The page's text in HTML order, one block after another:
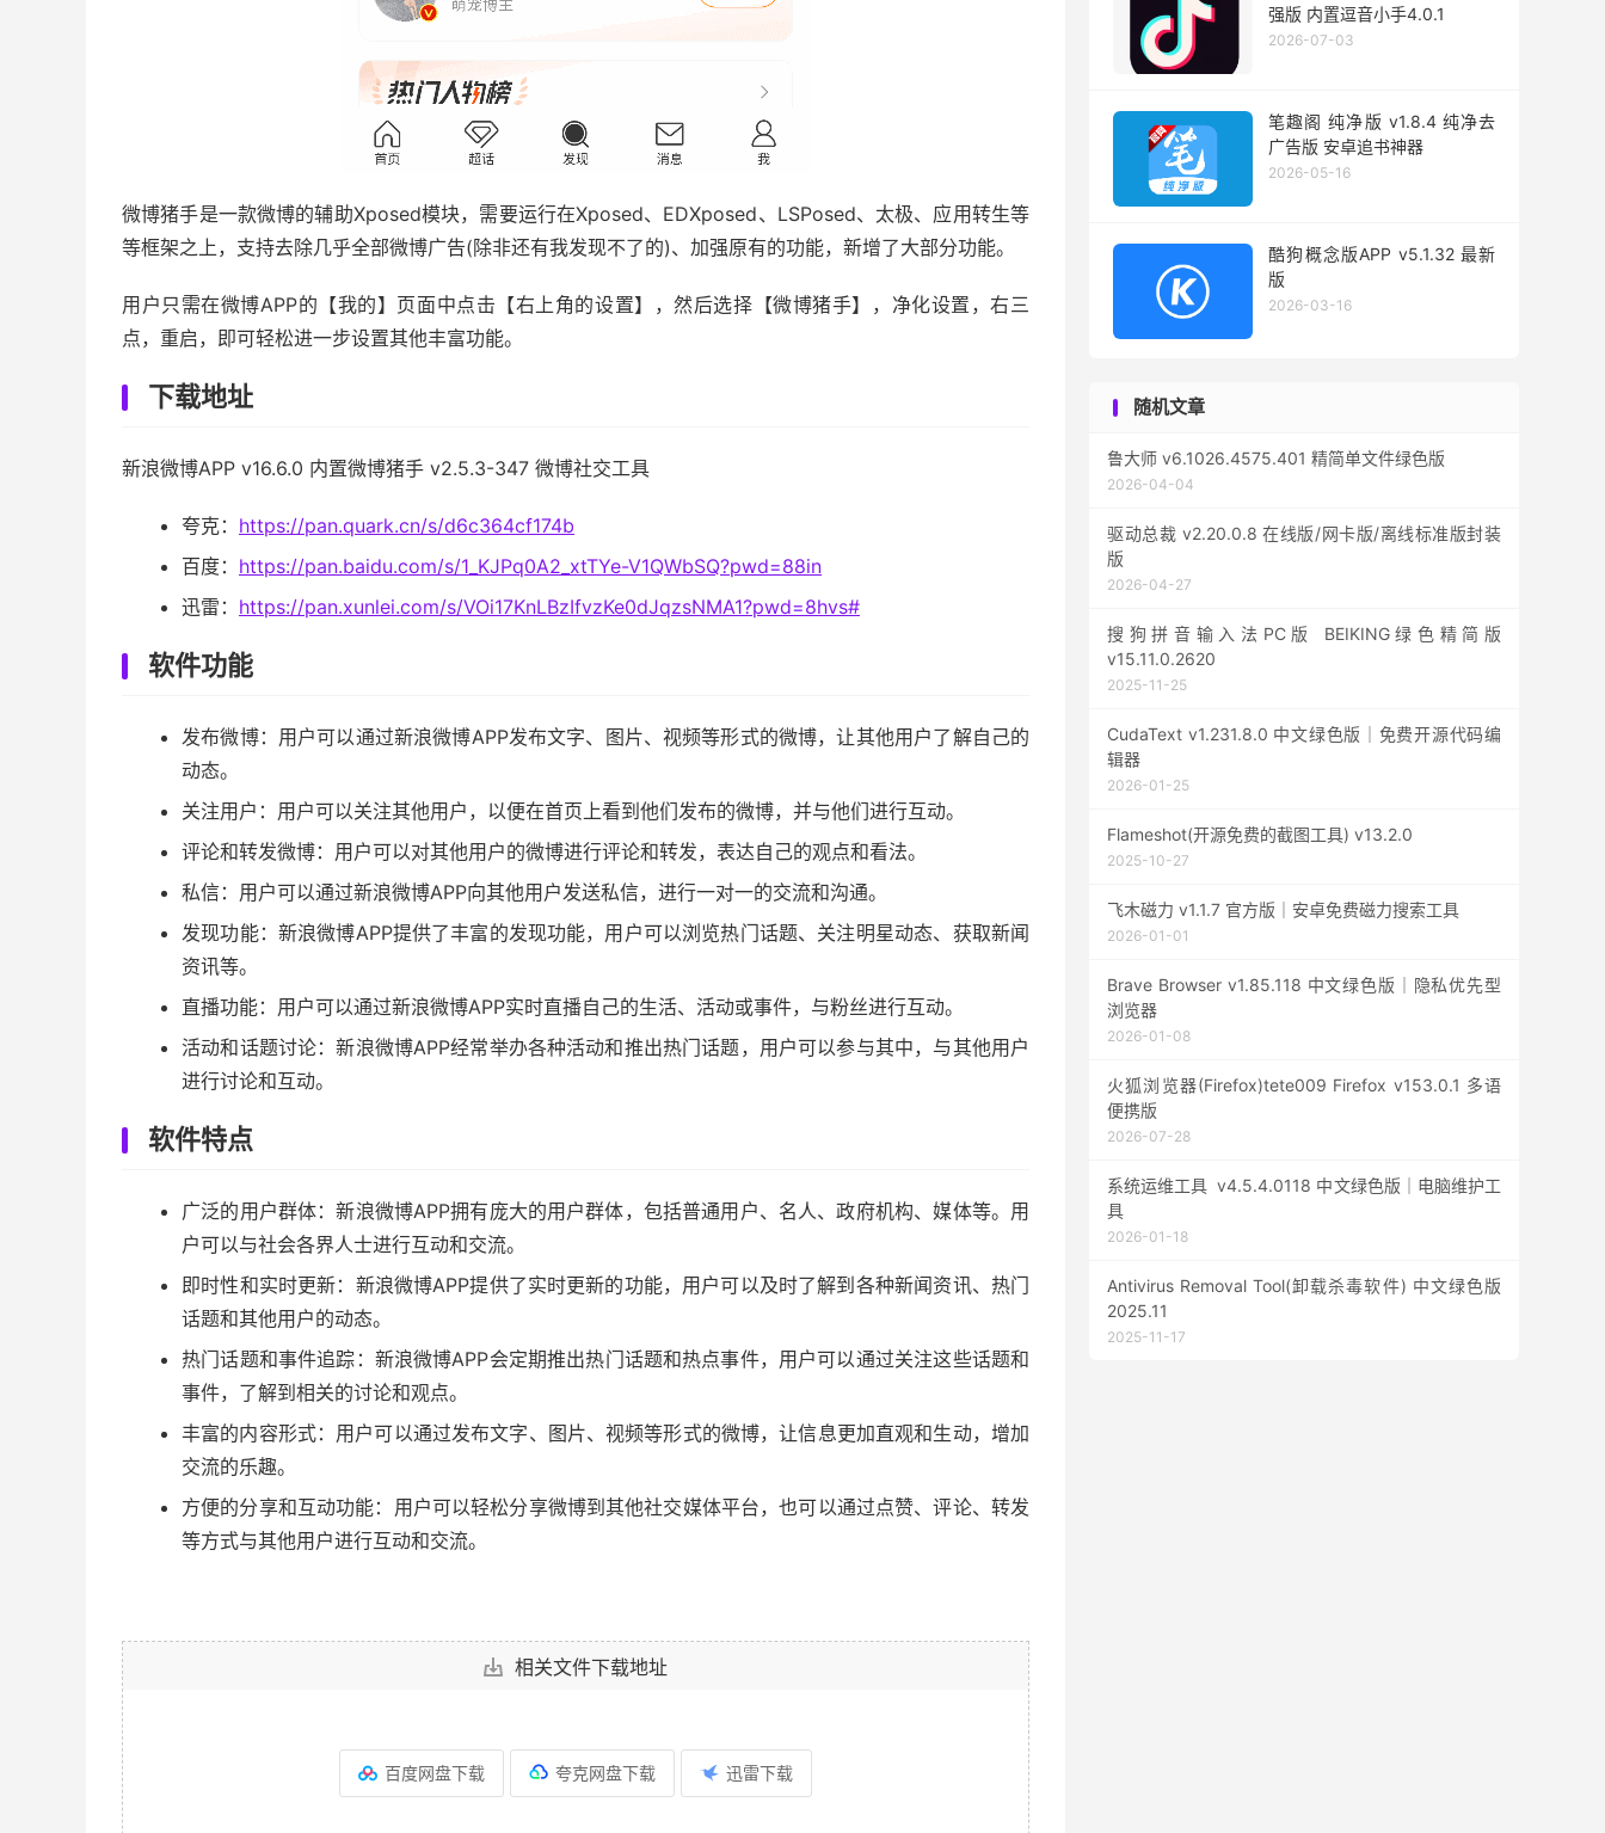
微博猪手是一款微博的辅助Xposed模块，需要运行在Xposed、EDXposed、LSPosed、太极、应用转生等
等框架之上，支持去除几乎全部微博广告(除非还有我发现不了的)、加强原有的功能，新增了大部分功能。
用户只需在微博APP的【我的】页面中点击【右上角的设置】，然后选择【微博猪手】，净化设置，右三
点，重启，即可轻松进一步设置其他丰富功能。
下载地址
新浪微博APP v16.6.0 内置微博猪手 v2.5.3-347 微博社交工具
夸克： https://pan.quark.cn/s/d6c364cf174b
百度： https://pan.baidu.com/s/1_KJPq0A2_xtTYe-V1QWbSQ?pwd=88in
迅雷： https://pan.xunlei.com/s/VOi17KnLBzIfvzKe0dJqzsNMA1?pwd=8hvs#
软件功能
发布微博：用户可以通过新浪微博APP发布文字、图片、视频等形式的微博，让其他用户了解自己的
动态。
关注用户：用户可以关注其他用户，以便在首页上看到他们发布的微博，并与他们进行互动。
评论和转发微博：用户可以对其他用户的微博进行评论和转发，表达自己的观点和看法。
私信：用户可以通过新浪微博APP向其他用户发送私信，进行一对一的交流和沟通。
发现功能：新浪微博APP提供了丰富的发现功能，用户可以浏览热门话题、关注明星动态、获取新闻
资讯等。
直播功能：用户可以通过新浪微博APP实时直播自己的生活、活动或事件，与粉丝进行互动。
活动和话题讨论：新浪微博APP经常举办各种活动和推出热门话题，用户可以参与其中，与其他用户
进行讨论和互动。
软件特点
广泛的用户群体：新浪微博APP拥有庞大的用户群体，包括普通用户、名人、政府机构、媒体等。用
户可以与社会各界人士进行互动和交流。
即时性和实时更新：新浪微博APP提供了实时更新的功能，用户可以及时了解到各种新闻资讯、热门
话题和其他用户的动态。
热门话题和事件追踪：新浪微博APP会定期推出热门话题和热点事件，用户可以通过关注这些话题和
事件，了解到相关的讨论和观点。
丰富的内容形式：用户可以通过发布文字、图片、视频等形式的微博，让信息更加直观和生动，增加
交流的乐趣。
方便的分享和互动功能：用户可以轻松分享微博到其他社交媒体平台，也可以通过点赞、评论、转发
等方式与其他用户进行互动和交流。
相关文件下载地址
百度网盘下载 夸克网盘下载 迅雷下载
强版 内置逗音小手4.0.1
2026-07-03
笔趣阁 纯净版 v1.8.4 纯净去
广告版 安卓追书神器
2026-05-16
酷狗概念版APP v5.1.32 最新
版
2026-03-16
随机文章
鲁大师 v6.1026.4575.401 精简单文件绿色版
2026-04-04
驱动总裁 v2.20.0.8 在线版/网卡版/离线标准版封装
版
2026-04-27
搜狗拼音输入法PC版 BEIKING绿色精简版
v15.11.0.2620
2025-11-25
CudaText v1.231.8.0 中文绿色版｜免费开源代码编
辑器
2026-01-25
Flameshot(开源免费的截图工具) v13.2.0
2025-10-27
飞木磁力 v1.1.7 官方版｜安卓免费磁力搜索工具
2026-01-01
Brave Browser v1.85.118 中文绿色版｜隐私优先型
浏览器
2026-01-08
火狐浏览器(Firefox)tete009 Firefox v153.0.1 多语
便携版
2026-07-28
系统运维工具 v4.5.4.0118 中文绿色版｜电脑维护工
具
2026-01-18
Antivirus Removal Tool(卸载杀毒软件) 中文绿色版
2025.11
2025-11-17